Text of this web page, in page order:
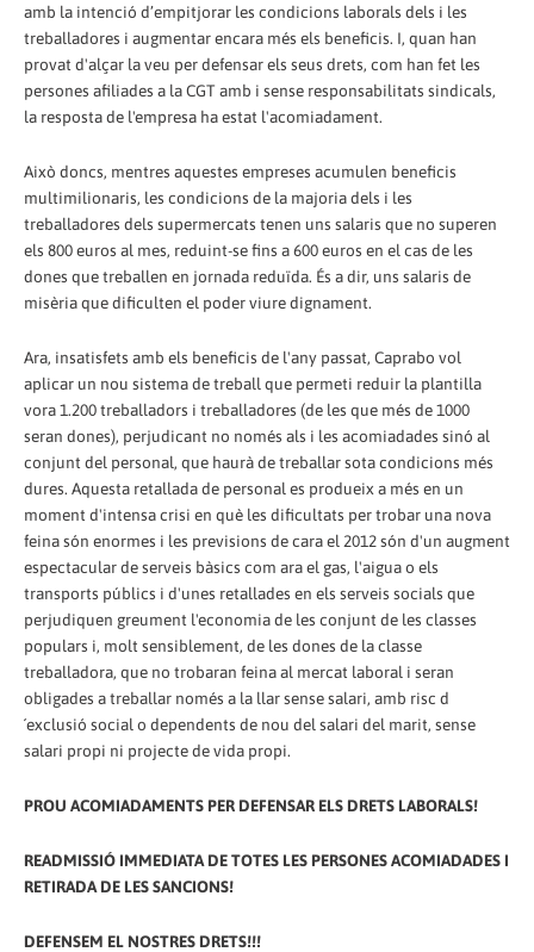
amb la intenció d’empitjorar les condicions laborals dels i les
treballadores i augmentar encara més els beneficis. I, quan han
provat d'alçar la veu per defensar els seus drets, com han fet les
persones afiliades a la CGT amb i sense responsabilitats sindicals,
la resposta de l'empresa ha estat l'acomiadament.
Això doncs, mentres aquestes empreses acumulen beneficis
multimilionaris, les condicions de la majoria dels i les
treballadores dels supermercats tenen uns salaris que no superen
els 800 euros al mes, reduint-se fins a 600 euros en el cas de les
dones que treballen en jornada reduïda. És a dir, uns salaris de
misèria que dificulten el poder viure dignament.
Ara, insatisfets amb els beneficis de l'any passat, Caprabo vol
aplicar un nou sistema de treball que permeti reduir la plantilla
vora 1.200 treballadors i treballadores (de les que més de 1000
seran dones), perjudicant no només als i les acomiadades sinó al
conjunt del personal, que haurà de treballar sota condicions més
dures. Aquesta retallada de personal es produeix a més en un
moment d'intensa crisi en què les dificultats per trobar una nova
feina són enormes i les previsions de cara el 2012 són d'un augment
espectacular de serveis bàsics com ara el gas, l'aigua o els
transports públics i d'unes retallades en els serveis socials que
perjudiquen greument l'economia de les conjunt de les classes
populars i, molt sensiblement, de les dones de la classe
treballadora, que no trobaran feina al mercat laboral i seran
obligades a treballar només a la llar sense salari, amb risc d
´exclusió social o dependents de nou del salari del marit, sense
salari propi ni projecte de vida propi.
PROU ACOMIADAMENTS PER DEFENSAR ELS DRETS LABORALS!
READMISSIÓ IMMEDIATA DE TOTES LES PERSONES ACOMIADADES I
RETIRADA DE LES SANCIONS!
DEFENSEM EL NOSTRES DRETS!!!